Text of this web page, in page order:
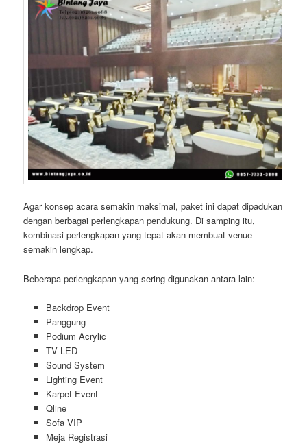
Agar konsep acara semakin maksimal, paket ini dapat dipadukan
dengan berbagai perlengkapan pendukung. Di samping itu,
kombinasi perlengkapan yang tepat akan membuat venue
semakin lengkap.
Beberapa perlengkapan yang sering digunakan antara lain:
Backdrop Event
Panggung
Podium Acrylic
TV LED
Sound System
Lighting Event
Karpet Event
Qline
Sofa VIP
Meja Registrasi